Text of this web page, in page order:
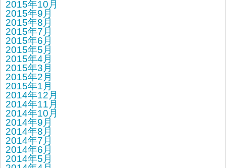
2015年10月
2015年9月
2015年8月
2015年7月
2015年6月
2015年5月
2015年4月
2015年3月
2015年2月
2015年1月
2014年12月
2014年11月
2014年10月
2014年9月
2014年8月
2014年7月
2014年6月
2014年5月